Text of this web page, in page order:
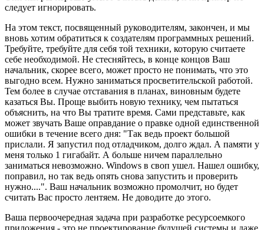
следует игнорировать.
На этом текст, посвященный руководителям, закончен, и мы
вновь хотим обратиться к создателям программных решений.
Требуйте, требуйте для себя той техники, которую считаете
себе необходимой. Не стесняйтесь, в конце концов Ваш
начальник, скорее всего, может просто не понимать, что это
выгодно всем. Нужно заниматься просветительской работой.
Тем более в случае отставания в планах, виновным будете
казаться Вы. Проще выбить новую технику, чем пытаться
объяснить, на что Вы тратите время. Сами представьте, как
может звучать Ваше оправдание о правке одной единственной
ошибки в течение всего дня: "Так ведь проект большой
прислали. Я запустил под отладчиком, долго ждал. А памяти у
меня только 1 гигабайт. А больше ничем параллельно
заниматься невозможно. Windows в своп ушел. Нашел ошибку,
поправил, но так ведь опять снова запустить и проверить
нужно....". Ваш начальник возможно промолчит, но будет
считать Вас просто лентяем. Не доводите до этого.
Ваша первоочередная задача при разработке ресурсоемкого
приложения - это не проектирование будущей системы и даже